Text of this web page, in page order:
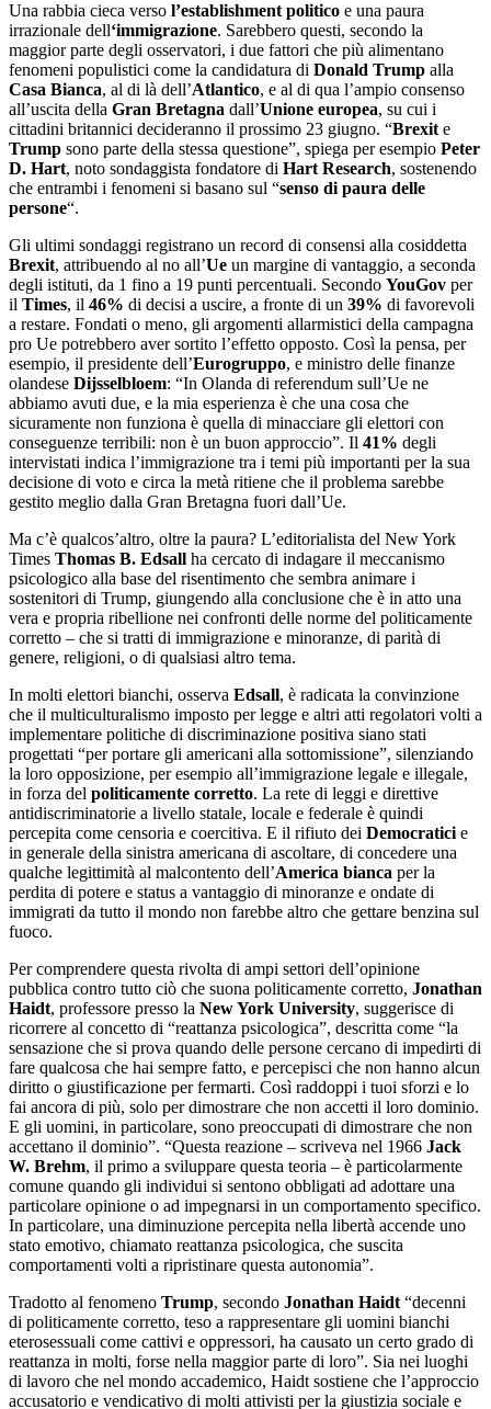
Una rabbia cieca verso l’establishment politico e una paura
irrazionale dell‘immigrazione. Sarebbero questi, secondo la
maggior parte degli osservatori, i due fattori che più alimentano
fenomeni populistici come la candidatura di Donald Trump alla
Casa Bianca, al di là dell’Atlantico, e al di qua l’ampio consenso
all’uscita della Gran Bretagna dall’Unione europea, su cui i
cittadini britannici decideranno il prossimo 23 giugno. “Brexit e
Trump sono parte della stessa questione”, spiega per esempio Peter
D. Hart, noto sondaggista fondatore di Hart Research, sostenendo
che entrambi i fenomeni si basano sul “senso di paura delle
persone“.
Gli ultimi sondaggi registrano un record di consensi alla cosiddetta
Brexit, attribuendo al no all’Ue un margine di vantaggio, a seconda
degli istituti, da 1 fino a 19 punti percentuali. Secondo YouGov per
il Times, il 46% di decisi a uscire, a fronte di un 39% di favorevoli
a restare. Fondati o meno, gli argomenti allarmistici della campagna
pro Ue potrebbero aver sortito l’effetto opposto. Così la pensa, per
esempio, il presidente dell’Eurogruppo, e ministro delle finanze
olandese Dijsselbloem: “In Olanda di referendum sull’Ue ne
abbiamo avuti due, e la mia esperienza è che una cosa che
sicuramente non funziona è quella di minacciare gli elettori con
conseguenze terribili: non è un buon approccio”. Il 41% degli
intervistati indica l’immigrazione tra i temi più importanti per la sua
decisione di voto e circa la metà ritiene che il problema sarebbe
gestito meglio dalla Gran Bretagna fuori dall’Ue.
Ma c’è qualcos’altro, oltre la paura? L’editorialista del New York
Times Thomas B. Edsall ha cercato di indagare il meccanismo
psicologico alla base del risentimento che sembra animare i
sostenitori di Trump, giungendo alla conclusione che è in atto una
vera e propria ribellione nei confronti delle norme del politicamente
corretto – che si tratti di immigrazione e minoranze, di parità di
genere, religioni, o di qualsiasi altro tema.
In molti elettori bianchi, osserva Edsall, è radicata la convinzione
che il multiculturalismo imposto per legge e altri atti regolatori volti a
implementare politiche di discriminazione positiva siano stati
progettati “per portare gli americani alla sottomissione”, silenziando
la loro opposizione, per esempio all’immigrazione legale e illegale,
in forza del politicamente corretto. La rete di leggi e direttive
antidiscriminatorie a livello statale, locale e federale è quindi
percepita come censoria e coercitiva. E il rifiuto dei Democratici e
in generale della sinistra americana di ascoltare, di concedere una
qualche legittimità al malcontento dell’America bianca per la
perdita di potere e status a vantaggio di minoranze e ondate di
immigrati da tutto il mondo non farebbe altro che gettare benzina sul
fuoco.
Per comprendere questa rivolta di ampi settori dell’opinione
pubblica contro tutto ciò che suona politicamente corretto, Jonathan
Haidt, professore presso la New York University, suggerisce di
ricorrere al concetto di “reattanza psicologica”, descritta come “la
sensazione che si prova quando delle persone cercano di impedirti di
fare qualcosa che hai sempre fatto, e percepisci che non hanno alcun
diritto o giustificazione per fermarti. Così raddoppi i tuoi sforzi e lo
fai ancora di più, solo per dimostrare che non accetti il loro dominio.
E gli uomini, in particolare, sono preoccupati di dimostrare che non
accettano il dominio”. “Questa reazione – scriveva nel 1966 Jack
W. Brehm, il primo a sviluppare questa teoria – è particolarmente
comune quando gli individui si sentono obbligati ad adottare una
particolare opinione o ad impegnarsi in un comportamento specifico.
In particolare, una diminuzione percepita nella libertà accende uno
stato emotivo, chiamato reattanza psicologica, che suscita
comportamenti volti a ripristinare questa autonomia”.
Tradotto al fenomeno Trump, secondo Jonathan Haidt “decenni
di politicamente corretto, teso a rappresentare gli uomini bianchi
eterosessuali come cattivi e oppressori, ha causato un certo grado di
reattanza in molti, forse nella maggior parte di loro”. Sia nei luoghi
di lavoro che nel mondo accademico, Haidt sostiene che l’approccio
accusatorio e vendicativo di molti attivisti per la giustizia sociale e